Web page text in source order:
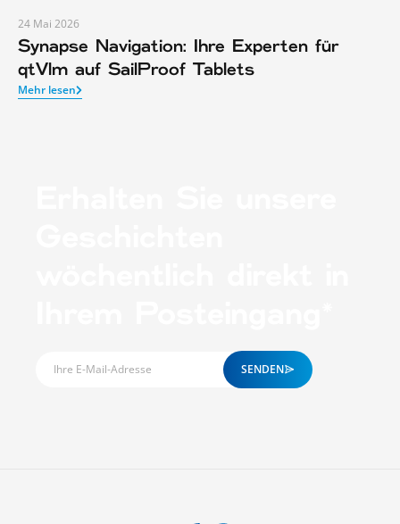
24 Mai 2026
Synapse Navigation: Ihre Experten für
qtVlm auf SailProof Tablets
Mehr lesen
SENDEN